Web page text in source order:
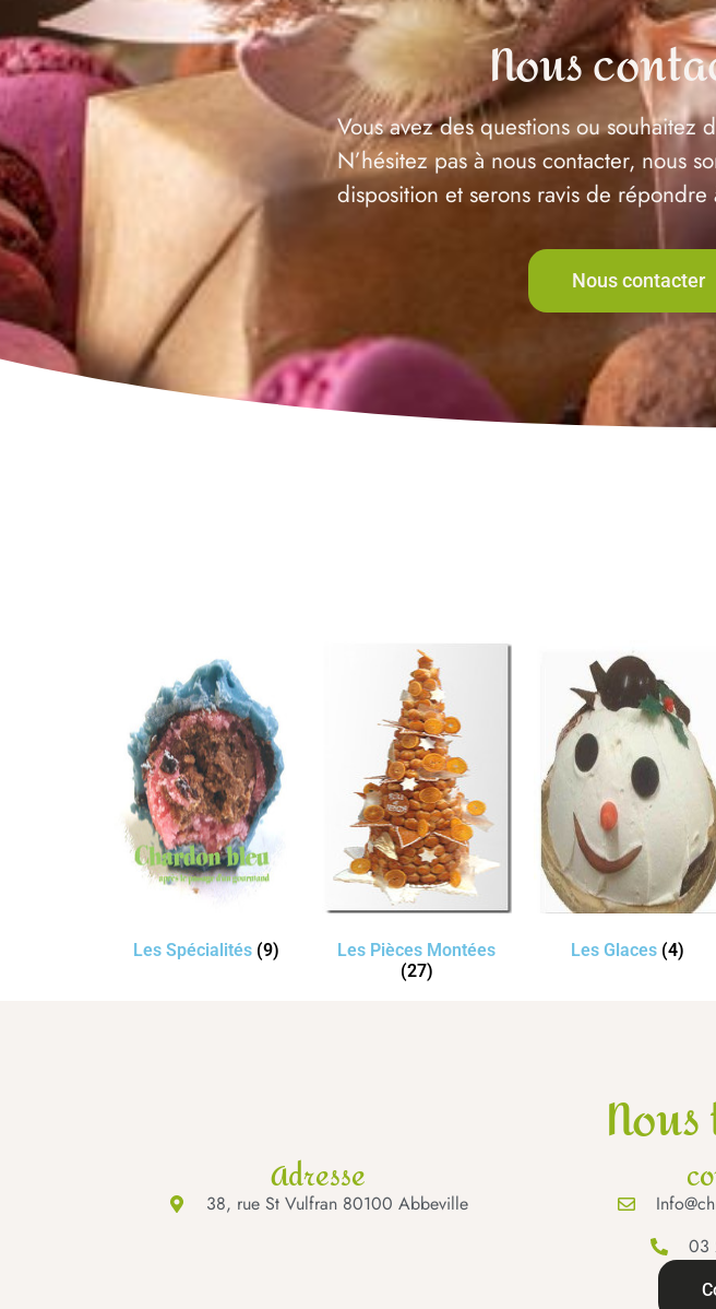
Nous
Vous avez des questions ou souhaitez
N’hésitez pas à nous contacter, nous
disposition et serons ravis de répondre
Nous contacter
Les Spécialités (9)
Les Pièces Montées
(27)
Les Glaces (4)
Adresse
38, rue St Vulfran 80100 Abbeville
03